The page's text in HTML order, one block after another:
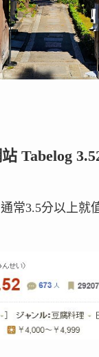
Tabelog
常3.5分以上就